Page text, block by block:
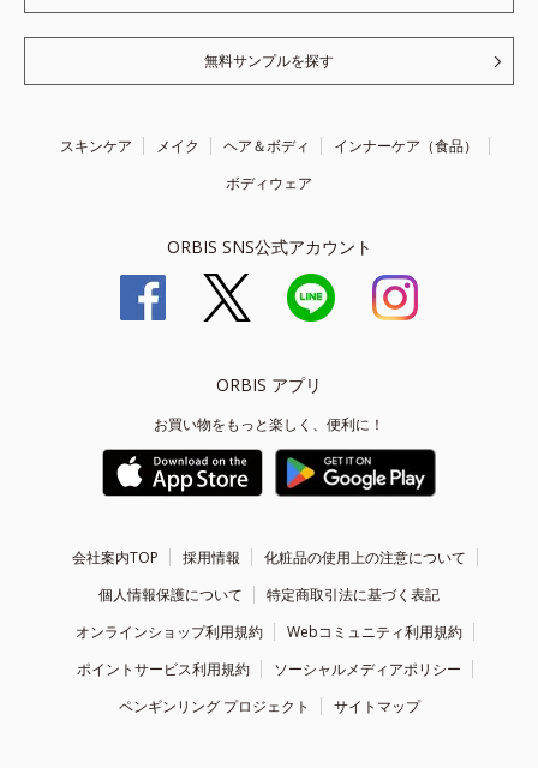
無料サンプルを探す
スキンケア メイク ヘア＆ボディ
インナーケア（食品）
ボディウェア
ORBIS SNS公式アカウント
ORBIS アプリ
お買い物をもっと楽しく、便利に！
会社案内TOP 採用情報
化粧品の使用上の注意について
個人情報保護について
特定商取引法に基づく表記
オンラインショップ利用規約
Webコミュニティ利用規約
ポイントサービス利用規約
ソーシャルメディアポリシー
ペンギンリング プロジェクト
サイトマップ